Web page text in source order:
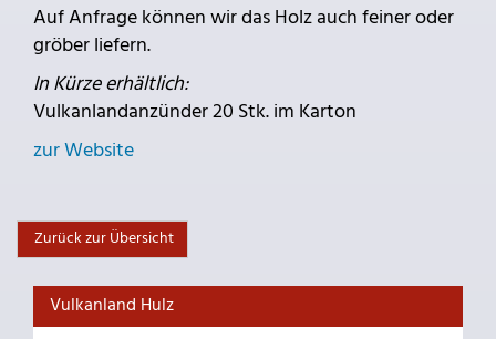
Auf Anfrage können wir das Holz auch feiner oder
gröber liefern.
In Kürze erhältlich:
Vulkanlandanzünder 20 Stk. im Karton
zur Website
Zurück zur Übersicht
Vulkanland Hulz